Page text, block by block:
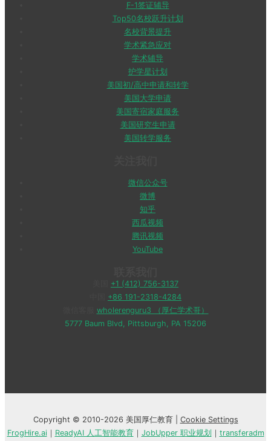
F-1签证辅导
Top50名校跃升计划
名校背景提升
学术紧急应对
学术辅导
护学星计划
美国初/高中申请和转学
美国大学申请
美国寄宿家庭服务
美国研究生申请
美国转学服务
微信公众号
微博
知乎
西瓜视频
腾讯视频
YouTube
+1 (412) 756-3137
+86 191-2318-4284
wholerenguru3 （厚仁学术哥）
5777 Baum Blvd, Pittsburgh, PA 15206
Copyright © 2010-2026 美国厚仁教育 | Cookie Settings
FrogHire.ai｜ ReadyAI 人工智能教育｜ JobUpper 职业规划 ｜ transferadm